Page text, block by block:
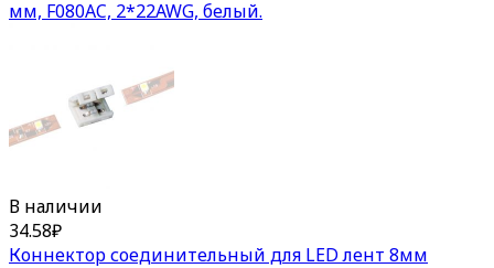
мм, F080AC, 2*22AWG, белый.
В наличии
34.58₽
Коннектор соединительный для LED лент 8мм